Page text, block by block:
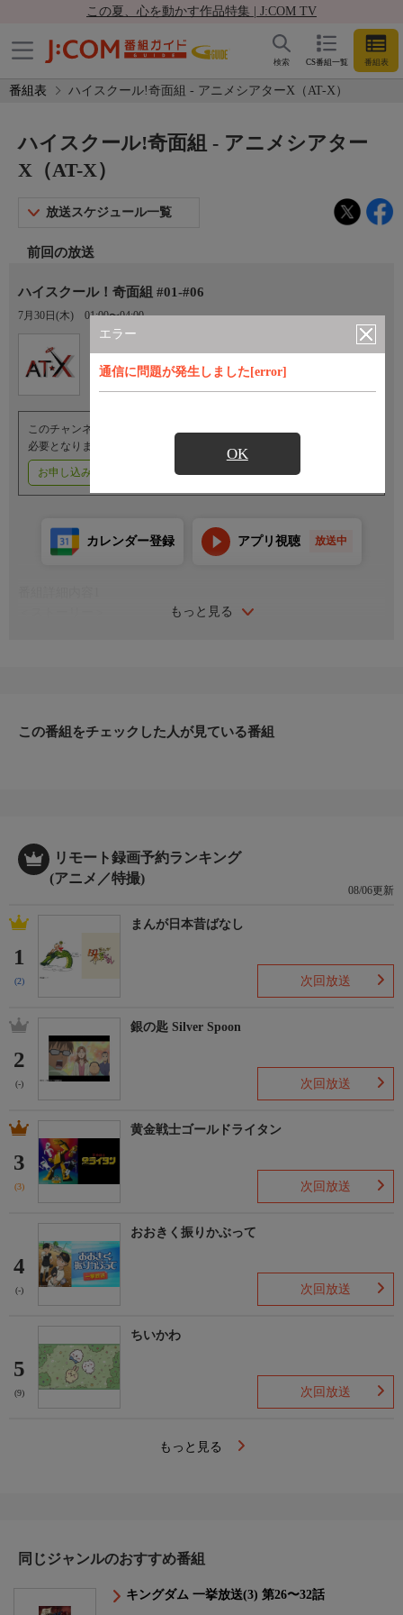
この夏、心を動かす作品特集 | J:COM TV
CS番組一覧 番組表
検索
番組表 ハイスクール!奇面組 - アニメシアターX（AT-X）
エラー
通信に問題が発生しました[error]
OK
ハイスクール!奇面組 - アニメシアター
X（AT-X）
放送スケジュール一覧
前回の放送
ハイスクール！奇面組 #01-#06
7月30日(木) 01:00〜04:00
このチャンネルのご視聴には、オプションチャンネル(有料)のご契約が
必要となります。
お申し込みはこちら ご利用料金はこちら
もっと見る
カレンダー登録 アプリ視聴 放送中
にするようになる。出会いからあっという間に時は流れ、彼らは
谷菊之介／河川唯（かわ・ゆい）：白石晴香／宇留千絵（うる・
ちえ）：長谷川育美／似蛭田妖（にひるだ・よう）：岡本信彦／
雲童塊（うんどう・かい）：小林裕介／天野邪子（あまの・じゃ
＜キャスト2＞
番組詳細内容2
よ）：日笠陽子／若人蘭（わかと・らん）：堀江由衣／石砂拓真
（せっさ・たくま）：小西克幸／色音好（いろおと・こう）：速
水奨／事代作吾（じだい・さくご）：杉田智和／真実一郎（しん
じつ・いちろう）：今井文也／二階胴面一（にかいどう・めんい
のづき・たまみ）：石川由依
＜キャスト3＞
一堂啄石（いちどう・たくせき）：上田燿司／一堂霧（いちど
う・きり）：中村カンナ／一堂ラッシー（いちどう・ラッシ
この番組をチェックした人が見ている番組
リモート録画予約ランキング
(アニメ／特撮)
08/06更新
1
(2)
まんが日本昔ばなし
次回放送
2
(-)
銀の匙 Silver Spoon
次回放送
3
(3)
黄金戦士ゴールドライタン
次回放送
4
(-)
おおきく振りかぶって
次回放送
5
(9)
ちいかわ
次回放送
もっと見る
同じジャンルのおすすめ番組
キングダム 一挙放送(3) 第26〜32話